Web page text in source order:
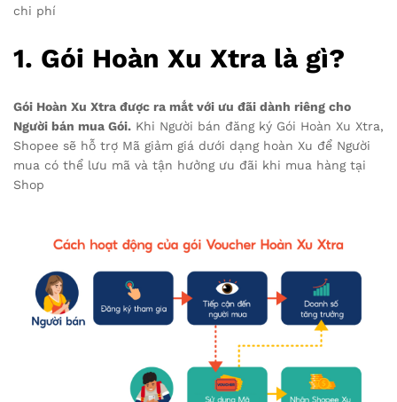
chi phí
1. Gói Hoàn Xu Xtra là gì?
Gói Hoàn Xu Xtra được ra mắt với ưu đãi dành riêng cho
Người bán mua Gói. Khi Người bán đăng ký Gói Hoàn Xu Xtra,
Shopee sẽ hỗ trợ Mã giảm giá dưới dạng hoàn Xu để Người
mua có thể lưu mã và tận hưởng ưu đãi khi mua hàng tại
Shop